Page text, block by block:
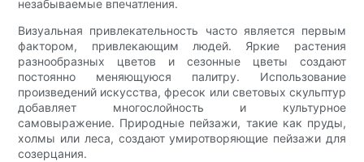
незабываемые впечатления.
Визуальная привлекательность часто является первым
фактором, привлекающим людей. Яркие растения
разнообразных цветов и сезонные цветы создают
постоянно меняющуюся палитру. Использование
произведений искусства, фресок или световых скульптур
добавляет многослойность и культурное
самовыражение. Природные пейзажи, такие как пруды,
холмы или леса, создают умиротворяющие пейзажи для
созерцания.